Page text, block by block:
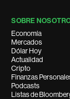
SOBRE
Economía
Mercados
Dólar Hoy
Actualidad
Cripto
Finanzas
Podcasts
Listas de